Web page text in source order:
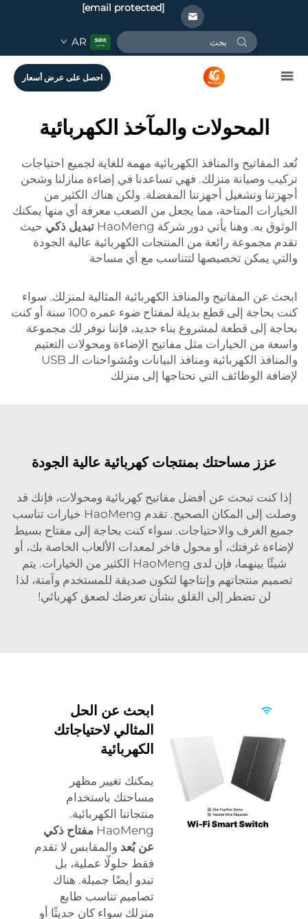
[email protected]
AR
احصل على عرض أسعار
المحولات والمآخذ الكهربائية
تُعد المفاتيح والمنافذ الكهربائية مهمة للغاية لجميع احتياجات
تركيب وصيانة منزلك. فهي تساعدنا في إضاءة منازلنا وشحن
أجهزتنا وتشغيل أجهزتنا المفضلة. ولكن هناك الكثير من
الخيارات المتاحة، مما يجعل من الصعب معرفة أي منها يمكنك
الوثوق به. وهنا يأتي دور شركة HaoMeng
تبديل ذكي حيث
تقدم مجموعة رائعة من المنتجات الكهربائية عالية الجودة
والتي يمكن تخصيصها لتتناسب مع أي مساحة
ابحث عن المفاتيح والمنافذ الكهربائية المثالية لمنزلك. سواء
كنت بحاجة إلى قطع بديلة لمفتاح ضوء عمره 100 سنة أو كنت
بحاجة إلى قطعة لمشروع بناء جديد، فإننا نوفر لك مجموعة
واسعة من الخيارات مثل مفاتيح الإضاءة ومحولات التعتيم
والمنافذ الكهربائية ومنافذ البيانات ومُشواحنات الـ USB
لإضافة الوظائف التي تحتاجها إلى منزلك
عزز مساحتك بمنتجات كهربائية عالية الجودة
إذا كنت تبحث عن أفضل مفاتيح كهربائية ومحولات، فإنك قد
وصلت إلى المكان الصحيح. تقدم HaoMeng خيارات تناسب
جميع الغرف والاحتياجات. سواء كنت بحاجة إلى مفتاح بسيط
لإضاءة غرفتك، أو محول فاخر لمعدات الألعاب الخاصة بك، أو
شيئًا بينهما، فإن لدى HaoMeng الكثير من الخيارات. يتم
تصميم منتجاتهم وإنتاجها لتكون صديقة للمستخدم وآمنة، لذا
لن تضطر إلى القلق بشأن تعرضك لصعق كهربائي!
ابحث عن الحل
المثالي لاحتياجاتك
الكهربائية
يمكنك تغيير مظهر
مساحتك باستخدام
منتجاتنا الكهربائية.
HaoMeng مفتاح ذكي
عن بُعد والمقابس لا تقدم
فقط حلولًا عملية، بل
تبدو أيضًا جميلة. هناك
تصاميم تناسب طابع
منزلك سواء كان حديثًا أو